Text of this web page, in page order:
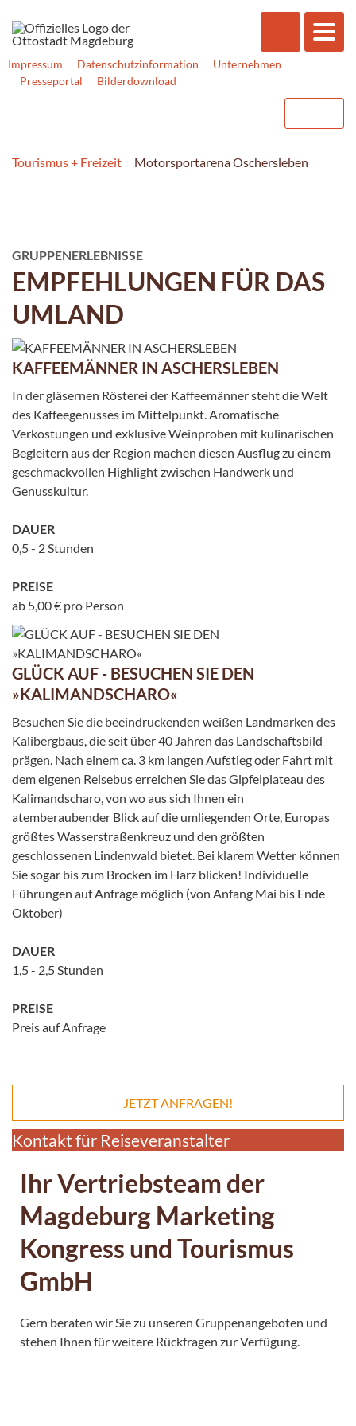
Impressum Datenschutzinformation
Unternehmen
Presseportal
Bilderdownload
Tourismus + Freizeit Motorsportarena Oschersleben
GRUPPENERLEBNISSE
EMPFEHLUNGEN FÜR DAS
UMLAND
KAFFEEMÄNNER IN ASCHERSLEBEN
In der gläsernen Rösterei der Kaffeemänner steht die Welt
des Kaffeegenusses im Mittelpunkt. Aromatische
Verkostungen und exklusive Weinproben mit kulinarischen
Begleitern aus der Region machen diesen Ausflug zu einem
geschmackvollen Highlight zwischen Handwerk und
Genusskultur.
DAUER
0,5 - 2 Stunden
PREISE
ab 5,00 € pro Person
GLÜCK AUF - BESUCHEN SIE DEN
»KALIMANDSCHARO«
Besuchen Sie die beeindruckenden weißen Landmarken des
Kalibergbaus, die seit über 40 Jahren das Landschaftsbild
prägen. Nach einem ca. 3 km langen Aufstieg oder Fahrt mit
dem eigenen Reisebus erreichen Sie das Gipfelplateau des
Kalimandscharo, von wo aus sich Ihnen ein
atemberaubender Blick auf die umliegenden Orte, Europas
größtes Wasserstraßenkreuz und den größten
geschlossenen Lindenwald bietet. Bei klarem Wetter können
Sie sogar bis zum Brocken im Harz blicken! Individuelle
Führungen auf Anfrage möglich (von Anfang Mai bis Ende
Oktober)
DAUER
1,5 - 2,5 Stunden
PREISE
Preis auf Anfrage
JETZT ANFRAGEN!
Kontakt für Reiseveranstalter
Ihr Vertriebsteam der
Magdeburg Marketing
Kongress und Tourismus
GmbH
Gern beraten wir Sie zu unseren Gruppenangeboten und
stehen Ihnen für weitere Rückfragen zur Verfügung.